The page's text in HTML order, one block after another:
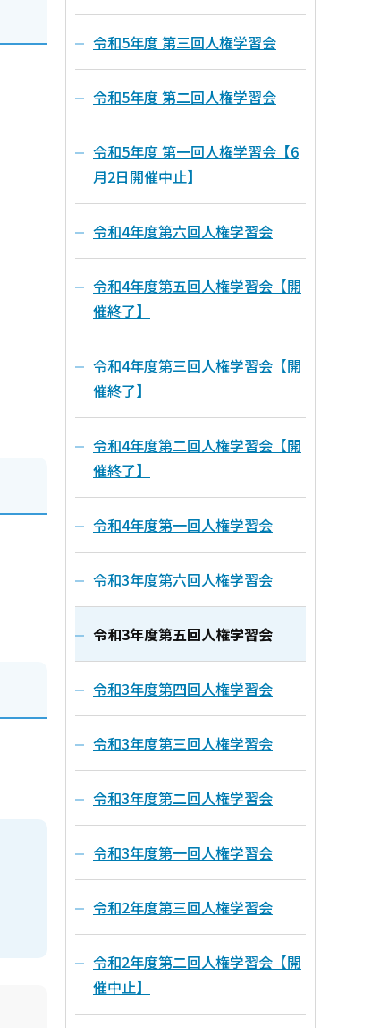
令和5年度 第三回人権学習会
令和5年度 第二回人権学習会
令和5年度 第一回人権学習会【6
月2日開催中止】
令和4年度第六回人権学習会
令和4年度第五回人権学習会【開
催終了】
令和4年度第三回人権学習会【開
催終了】
令和4年度第二回人権学習会【開
催終了】
令和4年度第一回人権学習会
令和3年度第六回人権学習会
令和3年度第五回人権学習会
令和3年度第四回人権学習会
令和3年度第三回人権学習会
令和3年度第二回人権学習会
令和3年度第一回人権学習会
令和2年度第三回人権学習会
令和2年度第二回人権学習会【開
催中止】